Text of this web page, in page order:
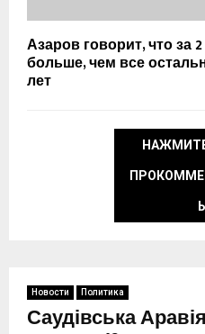
Азаров говорит, что за
больше, чем все
лет
Ь
Новости Политика
Саудівська